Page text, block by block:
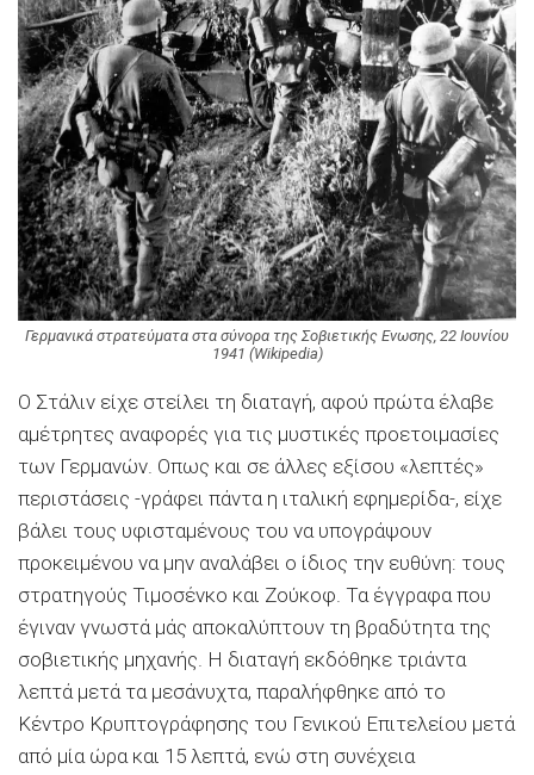
Γερμανικά στρατεύματα στα σύνορα της Σοβιετικής Ενωσης, 22 Ιουνίου
1941 (Wikipedia)
Ο Στάλιν είχε στείλει τη διαταγή, αφού πρώτα έλαβε
αμέτρητες αναφορές για τις μυστικές προετοιμασίες
των Γερμανών. Οπως και σε άλλες εξίσου «λεπτές»
περιστάσεις -γράφει πάντα η ιταλική εφημερίδα-, είχε
βάλει τους υφισταμένους του να υπογράψουν
προκειμένου να μην αναλάβει ο ίδιος την ευθύνη: τους
στρατηγούς Τιμοσένκο και Ζούκοφ. Τα έγγραφα που
έγιναν γνωστά μάς αποκαλύπτουν τη βραδύτητα της
σοβιετικής μηχανής. Η διαταγή εκδόθηκε τριάντα
λεπτά μετά τα μεσάνυχτα, παραλήφθηκε από το
Κέντρο Κρυπτογράφησης του Γενικού Επιτελείου μετά
από μία ώρα και 15 λεπτά, ενώ στη συνέχεια